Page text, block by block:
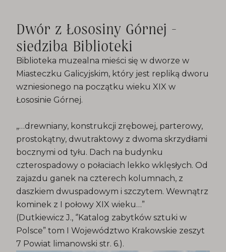
Dwór z Łososiny Górnej -
siedziba Biblioteki
Biblioteka muzealna mieści się w dworze w
Miasteczku Galicyjskim, który jest repliką dworu
wzniesionego na początku wieku XIX w
Łososinie Górnej.
„…drewniany, konstrukcji zrębowej, parterowy,
prostokątny, dwutraktowy z dwoma skrzydłami
bocznymi od tyłu. Dach na budynku
czterospadowy o połaciach lekko wklęsłych. Od
zajazdu ganek na czterech kolumnach, z
daszkiem dwuspadowym i szczytem. Wewnątrz
kominek z I połowy XIX wieku…”
(Dutkiewicz J., ‘’Katalog zabytków sztuki w
Polsce” tom I Województwo Krakowskie zeszyt
7 Powiat limanowski str. 6.).